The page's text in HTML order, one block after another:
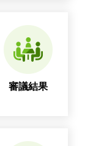
審議結果